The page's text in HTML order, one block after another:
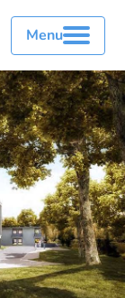
Menu